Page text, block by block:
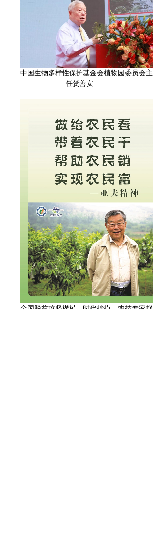
中国生物多样性保护基金会植物园委员会主
任贺善安
全国脱贫攻坚楷模、时代楷模、农技专家赵